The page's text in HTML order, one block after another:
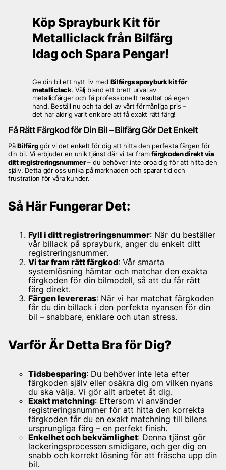
Köp Sprayburk Kit för
Metalliclack från Bilfärg
Idag och Spara Pengar!
Ge din bil ett nytt liv med Bilfärgs sprayburk kit för
metalliclack. Välj bland ett brett urval av
metallicfärger och få professionellt resultat på egen
hand. Beställ nu och ta del av vårt förmånliga pris –
det har aldrig varit enklare att få exakt rätt färg!
Få Rätt Färgkod för Din Bil – Bilfärg Gör Det Enkelt
PåBilfärggör vi det enkelt för dig att hitta den perfekta färgen för
din bil. Vi erbjuder en unik tjänst där vi tar framfärgkoden direkt via
ditt registreringsnummer– du behöver inte oroa dig för att hitta den
själv. Detta gör oss unika på marknaden och sparar tid och
frustration för våra kunder.
Så Här Fungerar Det:
Fyll i ditt registreringsnummer: När du beställer
vår billack på sprayburk, anger du enkelt ditt
registreringsnummer.
Vi tar fram rätt färgkod: Vår smarta
systemlösning hämtar och matchar den exakta
färgkoden för din bilmodell, så att du får rätt
färg direkt.
Färgen levereras: När vi har matchat färgkoden
får du din billack i den perfekta nyansen för din
bil – snabbare, enklare och utan stress.
Varför Är Detta Bra för Dig?
Tidsbesparing: Du behöver inte leta efter
färgkoden själv eller osäkra dig om vilken nyans
du ska välja. Vi gör allt arbetet åt dig.
Exakt matchning: Eftersom vi använder
registreringsnummer för att hitta den korrekta
färgkoden får du en exakt matchning till bilens
ursprungliga färg – en perfekt finish.
Enkelhet och bekvämlighet: Denna tjänst gör
lackeringsprocessen smidigare, och ger dig en
snabb och korrekt lösning för att fräscha upp din
bil.